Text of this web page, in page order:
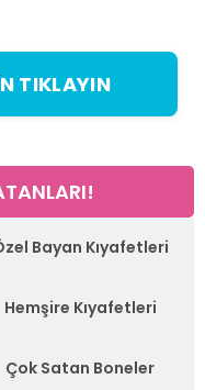
TIKLAYIN
Bayan Kıyafetleri
Hemşire Kıyafetleri
Çok Satan Boneler